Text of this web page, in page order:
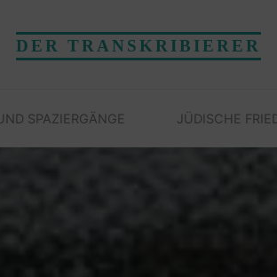
DER TRANSKRIBIERER
SPAZIERGÄNGE JÜDISCHE